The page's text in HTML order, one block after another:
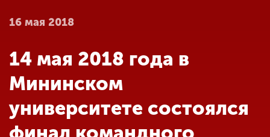
Абитуриенту
Обучение
16 мая 2018
14 мая 2018 года в
Мининском
университете состоялся